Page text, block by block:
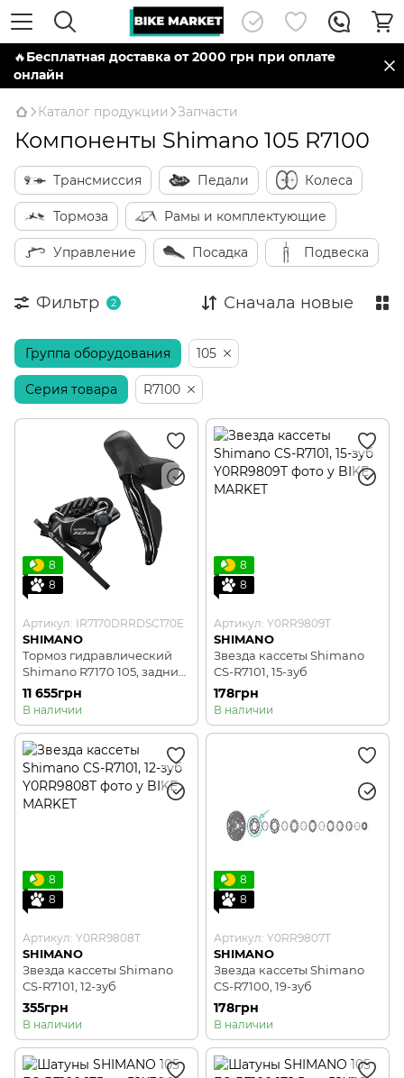
🔥Бесплатная доставка от 2000 грн при оплате
онлайн
Каталог продукции Запчасти
Компоненты Shimano 105 R7100
Трансмиссия Педали Колеса
Тормоза Рамы и комплектующие
Управление Посадка Подвеска
Фильтр 2 Сначала новые
Группа оборудования 105
Серия товара R7100
8
8
Артикул: IR7170DRRDSC170E
SHIMANO
Тормоз гидравлический
Shimano R7170 105, задний
(правая ручка, калипер,
гидролиния 1700мм).
11 655грн
В наличии
8
8
Артикул: Y0RR9809T
SHIMANO
Звезда кассеты Shimano
CS-R7101, 15-зуб
178грн
В наличии
8
8
Артикул: Y0RR9808T
SHIMANO
Звезда кассеты Shimano
CS-R7101, 12-зуб
355грн
В наличии
8
8
Артикул: Y0RR9807T
SHIMANO
Звезда кассеты Shimano
CS-R7100, 19-зуб
178грн
В наличии